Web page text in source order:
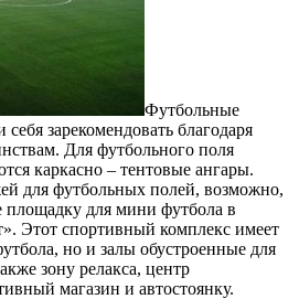
Футбольные
зарекомендовать благодаря
Для футбольного поля
каркасно – тентовые ангары.
для футбольных полей, возможно,
площадку для мини футбола в
Этот спортивный комплекс имеет
но и залы обустроенные для
зону релакса, центр
магазин и автостоянку.